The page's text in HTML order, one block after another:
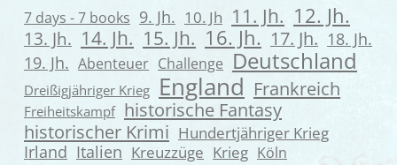
7 days - 7 books 9. Jh. 10. Jh 11. Jh. 12. Jh.
13. Jh. 14. Jh. 15. Jh. 16. Jh. 17. Jh. 18. Jh.
19. Jh. Abenteuer Challenge Deutschland
Dreißigjähriger Krieg England Frankreich
Freiheitskampf historische Fantasy
historischer Krimi Hundertjähriger Krieg
Irland Italien Kreuzzüge Krieg Köln